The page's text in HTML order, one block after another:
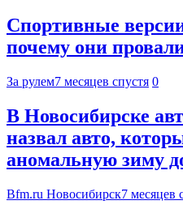
Спортивные
почему они
За рулем7 месяцев спустя 0
В Новосибирске
назвал авто,
аномальную зиму
Bfm.ru Новосибирск7 месяцев